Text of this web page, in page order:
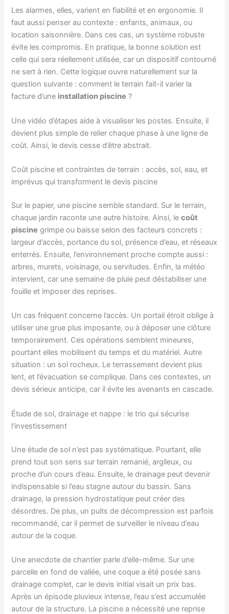
Les alarmes, elles, varient en fiabilité et en ergonomie. Il
faut aussi penser au contexte : enfants, animaux, ou
location saisonnière. Dans ces cas, un système robuste
évite les compromis. En pratique, la bonne solution est
celle qui sera réellement utilisée, car un dispositif contourné
ne sert à rien. Cette logique ouvre naturellement sur la
question suivante : comment le terrain fait-il varier la
facture d’une installation piscine ?
Une vidéo d’étapes aide à visualiser les postes. Ensuite, il
devient plus simple de relier chaque phase à une ligne de
coût. Ainsi, le devis cesse d’être abstrait.
Coût piscine et contraintes de terrain : accès, sol, eau, et
imprévus qui transforment le devis piscine
Sur le papier, une piscine semble standard. Sur le terrain,
chaque jardin raconte une autre histoire. Ainsi, lecoût
piscine grimpe ou baisse selon des facteurs concrets :
largeur d’accès, portance du sol, présence d’eau, et réseaux
enterrés. Ensuite, l’environnement proche compte aussi :
arbres, murets, voisinage, ou servitudes. Enfin, la météo
intervient, car une semaine de pluie peut déstabiliser une
fouille et imposer des reprises.
Un cas fréquent concerne l’accès. Un portail étroit oblige à
utiliser une grue plus imposante, ou à déposer une clôture
temporairement. Ces opérations semblent mineures,
pourtant elles mobilisent du temps et du matériel. Autre
situation : un sol rocheux. Le terrassement devient plus
lent, et l’évacuation se complique. Dans ces contextes, un
devis sérieux anticipe, car il évite les avenants en cascade.
Étude de sol, drainage et nappe : le trio qui sécurise
l’investissement
Une étude de sol n’est pas systématique. Pourtant, elle
prend tout son sens sur terrain remanié, argileux, ou
proche d’un cours d’eau. Ensuite, le drainage peut devenir
indispensable si l’eau stagne autour du bassin. Sans
drainage, la pression hydrostatique peut créer des
désordres. De plus, un puits de décompression est parfois
recommandé, car il permet de surveiller le niveau d’eau
autour de la coque.
Une anecdote de chantier parle d’elle-même. Sur une
parcelle en fond de vallée, une coque a été posée sans
drainage complet, car le devis initial visait un prix bas.
Après un épisode pluvieux intense, l’eau s’est accumulée
autour de la structure. La piscine a nécessité une reprise